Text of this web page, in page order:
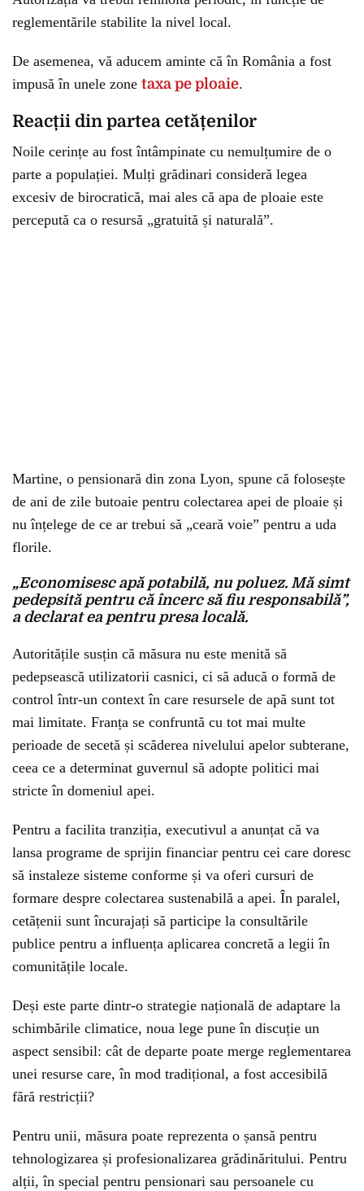
reglementările stabilite la nivel local.
De asemenea, vă aducem aminte că în România a fost
impusă în unele zone taxa pe ploaie.
Reacții din partea cetățenilor
Noile cerințe au fost întâmpinate cu nemulțumire de o
parte a populației. Mulți grădinari consideră legea
excesiv de birocratică, mai ales că apa de ploaie este
percepută ca o resursă „gratuită și naturală”.
Martine, o pensionară din zona Lyon, spune că folosește
de ani de zile butoaie pentru colectarea apei de ploaie și
nu înțelege de ce ar trebui să „ceară voie” pentru a uda
florile.
„Economisesc apă potabilă, nu poluez. Mă simt
pedepsită pentru că încerc să fiu responsabilă”,
a declarat ea pentru presa locală.
Autoritățile susțin că măsura nu este menită să
pedepsească utilizatorii casnici, ci să aducă o formă de
control într-un context în care resursele de apă sunt tot
mai limitate. Franța se confruntă cu tot mai multe
perioade de secetă și scăderea nivelului apelor subterane,
ceea ce a determinat guvernul să adopte politici mai
stricte în domeniul apei.
Pentru a facilita tranziția, executivul a anunțat că va
lansa programe de sprijin financiar pentru cei care doresc
să instaleze sisteme conforme și va oferi cursuri de
formare despre colectarea sustenabilă a apei. În paralel,
cetățenii sunt încurajați să participe la consultările
publice pentru a influența aplicarea concretă a legii în
comunitățile locale.
Deși este parte dintr-o strategie națională de adaptare la
schimbările climatice, noua lege pune în discuție un
aspect sensibil: cât de departe poate merge reglementarea
unei resurse care, în mod tradițional, a fost accesibilă
fără restricții?
Pentru unii, măsura poate reprezenta o șansă pentru
tehnologizarea și profesionalizarea grădinăritului. Pentru
alții, în special pentru pensionari sau persoanele cu